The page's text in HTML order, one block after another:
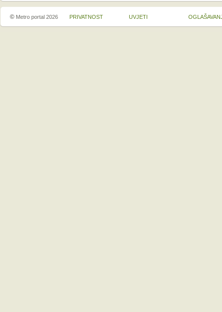
© Metro portal 2026 PRIVATNOST UVJETI